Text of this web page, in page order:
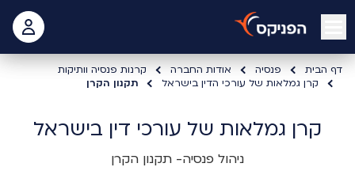
open mobile menu
דף הבית פנסיה אודות החברה
קרנות פנסיה וותיקות
קרן גמלאות של עורכי הדין בישראל
תקנון הקרן
קרן גמלאות של עורכי דין בישראל
ניהול פנסיה- תקנון הקרן